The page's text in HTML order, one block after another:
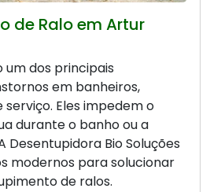
de Ralo em Artur
um dos principais
em banheiros,
serviço. Eles impedem o
durante o banho ou a
Desentupidora Bio Soluções
modernos para solucionar
de ralos.